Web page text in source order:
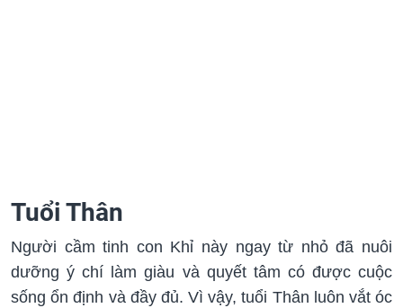
Tuổi Thân
Người cầm tinh con Khỉ này ngay từ nhỏ đã nuôi
dưỡng ý chí làm giàu và quyết tâm có được cuộc
sống ổn định và đầy đủ. Vì vậy, tuổi Thân luôn vắt óc